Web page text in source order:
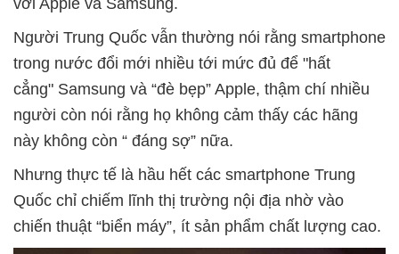
với Apple và Samsung.
Người Trung Quốc vẫn thường nói rằng smartphone
trong nước đổi mới nhiều tới mức đủ để "hất
cẳng" Samsung và “đè bẹp” Apple, thậm chí nhiều
người còn nói rằng họ không cảm thấy các hãng
này không còn “ đáng sợ” nữa.
Nhưng thực tế là hầu hết các smartphone Trung
Quốc chỉ chiếm lĩnh thị trường nội địa nhờ vào
chiến thuật “biển máy”, ít sản phẩm chất lượng cao.